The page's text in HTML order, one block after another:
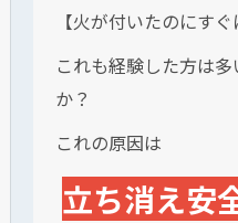
【火が付いたのにすぐ
これも経験した方は
か？
これの原因は
立ち消え安